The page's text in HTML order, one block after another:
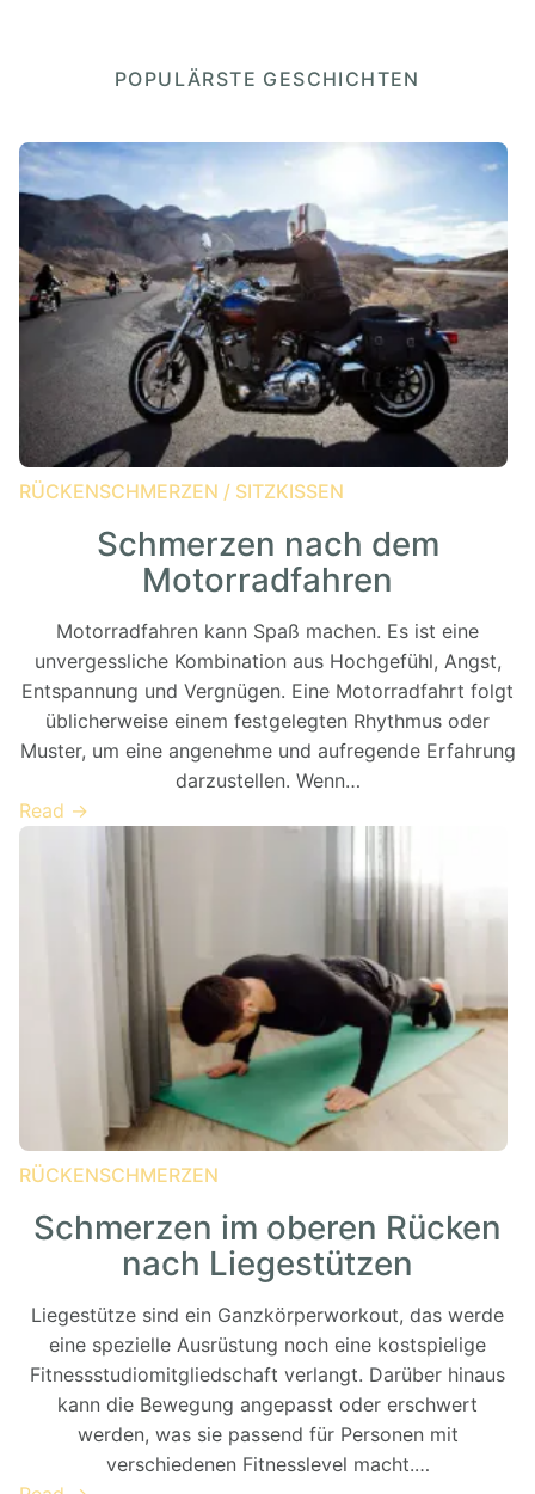
POPULÄRSTE GESCHICHTEN
RÜCKENSCHMERZEN / SITZKISSEN
Schmerzen nach dem
Motorradfahren
Motorradfahren kann Spaß machen. Es ist eine
unvergessliche Kombination aus Hochgefühl, Angst,
Entspannung und Vergnügen. Eine Motorradfahrt folgt
üblicherweise einem festgelegten Rhythmus oder
Muster, um eine angenehme und aufregende Erfahrung
darzustellen. Wenn…
Read →
RÜCKENSCHMERZEN
Schmerzen im oberen Rücken
nach Liegestützen
Liegestütze sind ein Ganzkörperworkout, das werde
eine spezielle Ausrüstung noch eine kostspielige
Fitnessstudiomitgliedschaft verlangt. Darüber hinaus
kann die Bewegung angepasst oder erschwert
werden, was sie passend für Personen mit
verschiedenen Fitnesslevel macht.…